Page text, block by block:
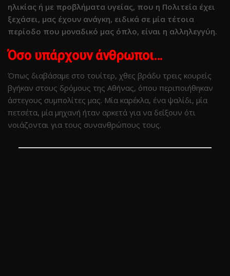
ηλικίας ή με προβλήματα υγείας, που η Πολιτεία έχει
ξεχάσει, μας έχουν ανάγκη, ειδικά σε μία τέτοια
περίοδο που μοναδικό μας όπλο, είναι η αλληλεγγύη.
Όσο υπάρχουν άνθρωποι…
Όπως διαβάσαμε στο τουίτερ, χθες βράδυ τρεις κουρείς
βγήκαν στους δρόμους της Αθήνας, όπου περιποιήθηκαν
άστεγους συμπολίτες μας. Μία καρέκλα, ένα ψαλίδι, μία
πετσέτα, μία μηχανή ήταν αρκετά για να δείξουν ότι
νοιάζονται για τους συνανθρώπους τους.